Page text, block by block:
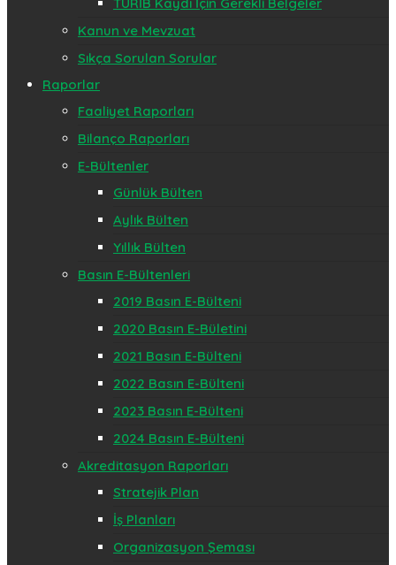
Kanun ve Mevzuat
Sıkça Sorulan Sorular
Raporlar
Faaliyet Raporları
Bilanço Raporları
E-Bültenler
Günlük Bülten
Aylık Bülten
Yıllık Bülten
Basın E-Bültenleri
2019 Basın E-Bülteni
2020 Basın E-Bületini
2021 Basın E-Bülteni
2022 Basın E-Bülteni
2023 Basın E-Bülteni
2024 Basın E-Bülteni
Akreditasyon Raporları
Stratejik Plan
İş Planları
Organizasyon Şeması